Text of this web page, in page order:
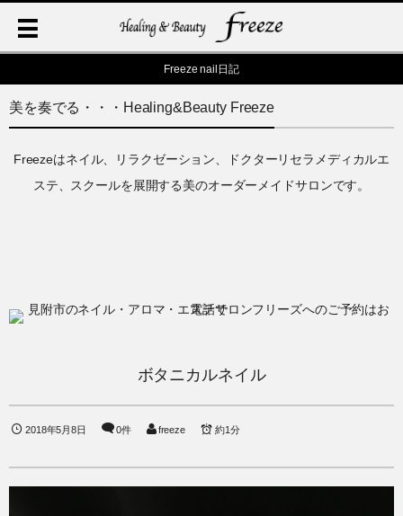
Freeze nail日記
美を奏でる・・・Healing&Beauty Freeze
Freezeはネイル、リラクゼーション、ドクターリセラメディカルエ
ステ、スクールを展開する美のオーダーメイドサロンです。
ボタニカルネイル
2018年5月8日 0件 freeze 約1分